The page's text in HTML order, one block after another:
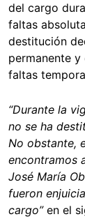
del cargo
faltas
destitución
permanente
faltas
“Durante la
no se ha
No obstante,
encontramos
José María
fueron
cargo”en el